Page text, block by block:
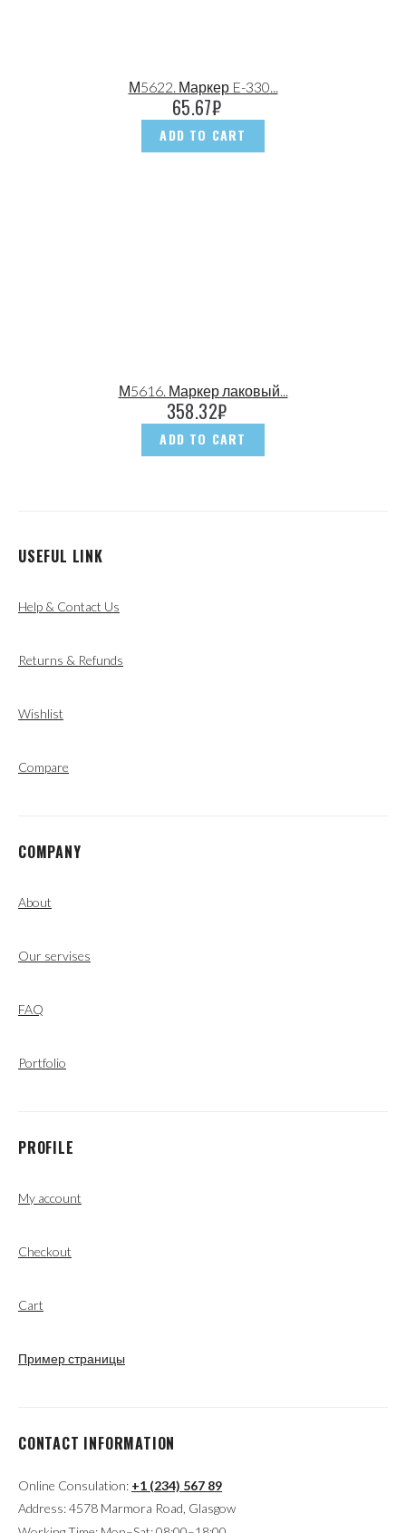
М5622. Маркер E-330...
65.67₽
ADD TO CART
М5616. Маркер лаковый...
358.32₽
ADD TO CART
USEFUL LINK
Help & Contact Us
Returns & Refunds
Wishlist
Compare
COMPANY
About
Our servises
FAQ
Portfolio
PROFILE
My account
Checkout
Cart
Пример страницы
CONTACT INFORMATION
Online Consulation: +1 (234) 567 89
Address: 4578 Marmora Road, Glasgow